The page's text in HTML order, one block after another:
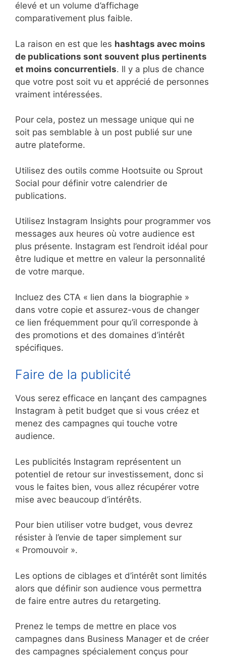
élevé et un volume d’affichage
comparativement plus faible.
La raison en est que les hashtags avec moins
de publications sont souvent plus pertinents
et moins concurrentiels. Il y a plus de chance
que votre post soit vu et apprécié de personnes
vraiment intéressées.
Pour cela, postez un message unique qui ne
soit pas semblable à un post publié sur une
autre plateforme.
Utilisez des outils comme Hootsuite ou Sprout
Social pour définir votre calendrier de
publications.
Utilisez Instagram Insights pour programmer vos
messages aux heures où votre audience est
plus présente. Instagram est l’endroit idéal pour
être ludique et mettre en valeur la personnalité
de votre marque.
Incluez des CTA « lien dans la biographie »
dans votre copie et assurez-vous de changer
ce lien fréquemment pour qu’il corresponde à
des promotions et des domaines d’intérêt
spécifiques.
Faire de la publicité
Vous serez efficace en lançant des campagnes
Instagram à petit budget que si vous créez et
menez des campagnes qui touche votre
audience.
Les publicités Instagram représentent un
potentiel de retour sur investissement, donc si
vous le faites bien, vous allez récupérer votre
mise avec beaucoup d’intérêts.
Pour bien utiliser votre budget, vous devrez
résister à l’envie de taper simplement sur
« Promouvoir ».
Les options de ciblages et d’intérêt sont limités
alors que définir son audience vous permettra
de faire entre autres du retargeting.
Prenez le temps de mettre en place vos
campagnes dans Business Manager et de créer
des campagnes spécialement conçus pour